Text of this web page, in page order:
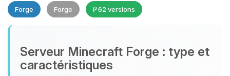
Forge Forge 62 versions
Serveur Minecraft Forge : type et
caractéristiques
Youpi, enfin quelqu’un pour me
parler ! Moi c’est Choupy, ton petit
assistant BoxToPlay. Dis-moi ce dont